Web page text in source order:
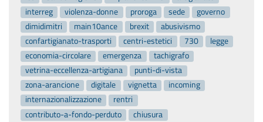
interreg
violenza-donne proroga sede
governo
dimidimitri
main10ance brexit
abusivismo
confartigianato-trasporti
centri-estetici 730
legge
economia-circolare
emergenza
tachigrafo
vetrina-eccellenza-artigiana
punti-di-vista
zona-arancione
digitale vignetta
incoming
internazionalizzazione
rentri
contributo-a-fondo-perduto
chiusura